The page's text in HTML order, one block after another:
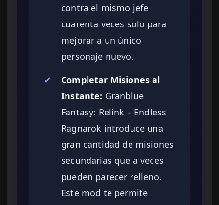
contra el mismo jefe
cuarenta veces solo para
mejorar a un único
personaje nuevo.
✔
Completar Misiones al
Instante: Granblue
Fantasy: Relink – Endless
Ragnarok introduce una
gran cantidad de misiones
secundarias que a veces
pueden parecer relleno.
Este mod te permite